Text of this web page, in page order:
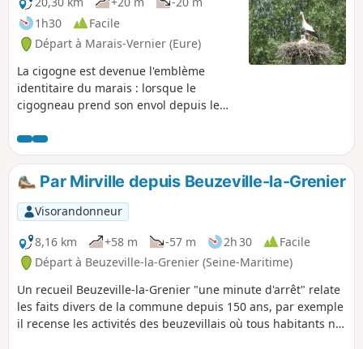
1h30
Facile
Départ à Marais-Vernier (Eure)
La cigogne est devenue l'emblème
identitaire du marais : lorsque le
cigogneau prend son envol depuis le
préservée en faisant le tour de cette
ancienne boucle de la Seine niché dans
un vaste amphithéâtre de verdure. Avec
ses prairies humides à perte de vue et
ses jolies chaumières, le Marais Vernier
offre un paysage de caractère unique
en Normandie qui invite à la
promenade, particulièrement au
printemps lorsque les pommiers sont
en fleurs.
Par Mirville depuis Beuzeville-la-Grenier
Visorandonneur
8,16 km
+58 m -57 m 2h 30
Facile
Départ à Beuzeville-la-Grenier (Seine-Maritime)
Un recueil Beuzeville-la-Grenier "une minute d'arrêt" relate
les faits divers de la commune depuis 150 ans, par exemple
il recense les activités des beuzevillais où tous habitants ne